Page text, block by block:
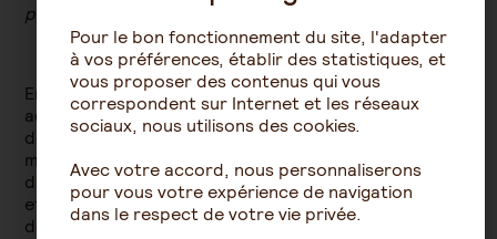
prestations d'action sociale ».
Enfin, l’accord de branche rend possible une
adaptation aux spécificités, auxbesoins et aux enjeux
de la profession qu’il couvre. Il permet de définir et de
mettre en œuvre des
actions de prévention
d’accompagnement propres aux métiers concernés
et de contribuer à l’amélioration de la santé au travail
dans les branches.
Pour le bon fonctionnement du site, l'adapter
à vos préférences, établir des statistiques, et
vous proposer des contenus qui vous
correspondent sur Internet et les réseaux
sociaux, nous utilisons des cookies.
Avec votre accord, nous personnaliserons
pour vous votre expérience de navigation
dans le respect de votre vie privée.